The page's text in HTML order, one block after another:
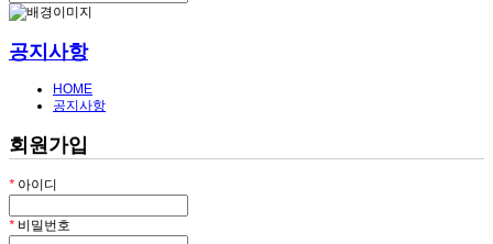
공지사항
HOME
공지사항
회원가입
* 아이디
* 비밀번호